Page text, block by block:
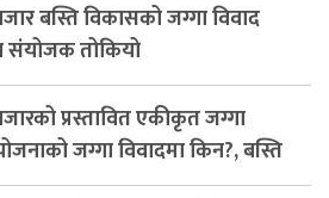
बस्ति विकासको जग्गा विवाद
तोकियो
प्रस्तावित एकीकृत जग्गा
जग्गा विवादमा किन?, बस्ति
नभए समिति विघटन हुने